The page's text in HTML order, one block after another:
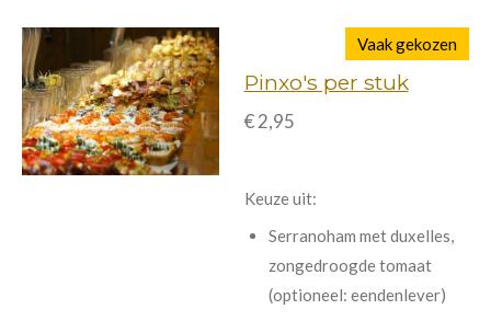
Vaak gekozen
Pinxo's per stuk
€ 2,95
Keuze uit:
Serranoham met duxelles,
zongedroogde tomaat
(optioneel: eendenlever)